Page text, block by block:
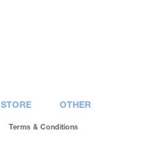
STORE OTHER
Terms & Conditions